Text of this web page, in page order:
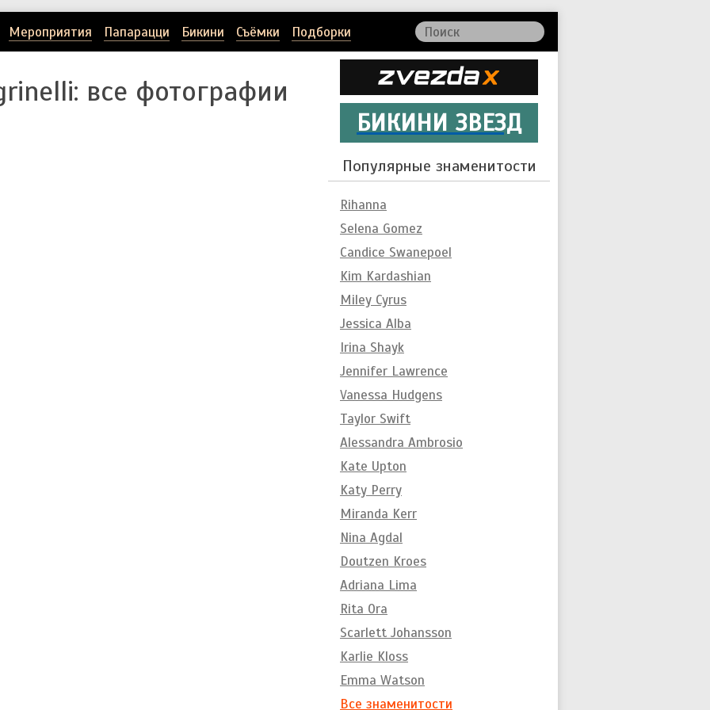
Мероприятия Папарацци Бикини Съёмки Подборки
: все фотографии
БИКИНИ ЗВЕЗД
Популярные знаменитости
Rihanna
Selena Gomez
Candice Swanepoel
Kim Kardashian
Miley Cyrus
Jessica Alba
Irina Shayk
Jennifer Lawrence
Vanessa Hudgens
Taylor Swift
Alessandra Ambrosio
Kate Upton
Katy Perry
Miranda Kerr
Nina Agdal
Doutzen Kroes
Adriana Lima
Rita Ora
Scarlett Johansson
Karlie Kloss
Emma Watson
Все знаменитости